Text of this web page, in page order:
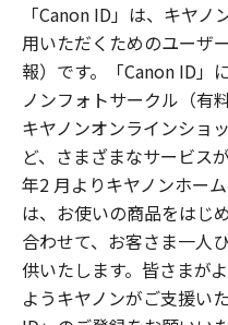
「Canon ID」は、キヤ
用いただくためのユーザ
報）です。「Canon ID」
ノンフォトサークル（有
キヤノンオンラインショ
ど、さまざまなサービス
年2 月よりキヤノンホー
は、お使いの商品をはじ
合わせて、お客さま一人
供いたします。皆さまが
ようキヤノンがご支援い